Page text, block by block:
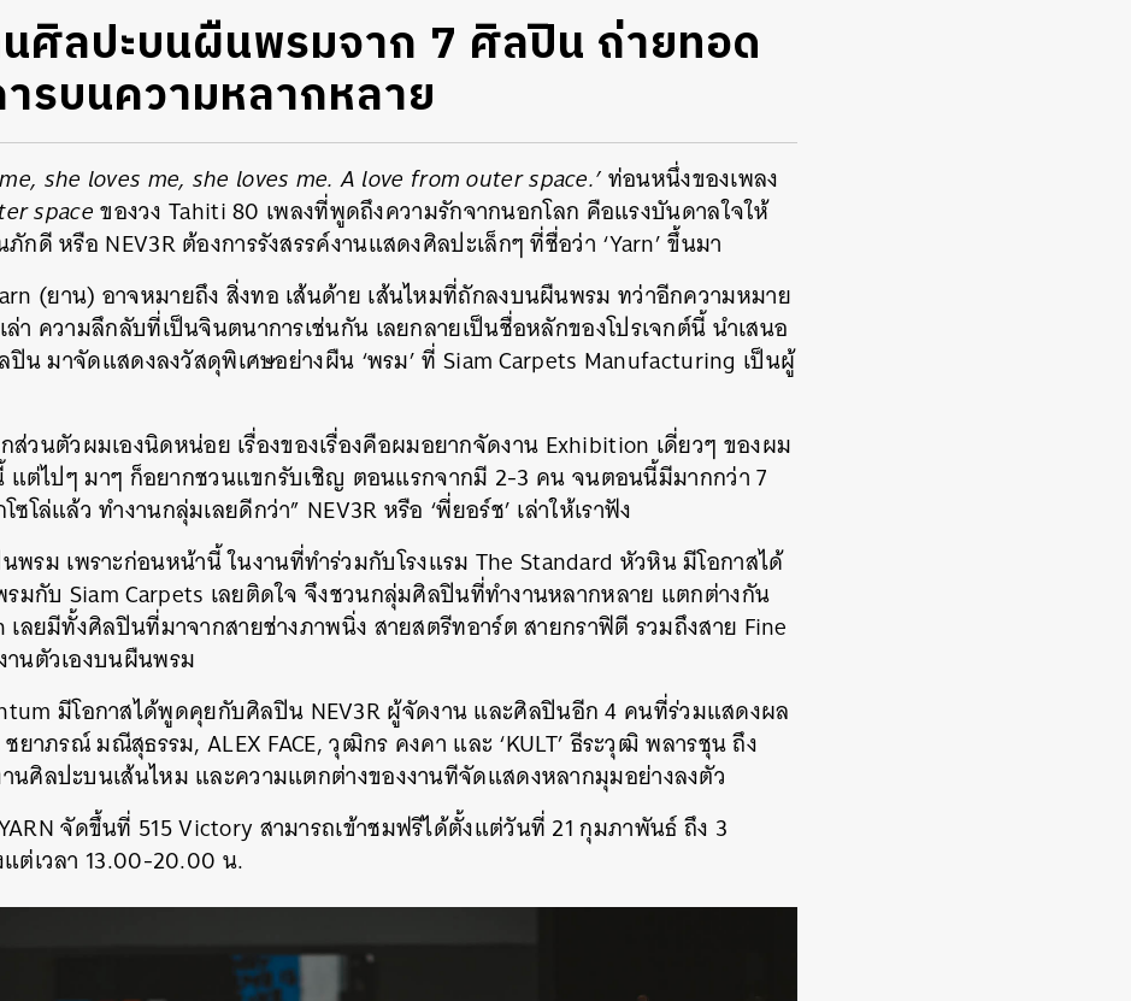
ศิลปะบนผืนพรมจาก 7 ศิลปิน ถ่ายทอด
รบนความหลากหลาย
she loves me, she loves me. A love from outer space.’ท่อนหนึ่งของเพลง
spaceของวง Tahiti 80 เพลงที่พูดถึงความรักจากนอกโลก คือแรงบันดาลใจให้
กดี หรือ NEV3R ต้องการรังสรรค์งานแสดงศิลปะเล็กๆ ที่ชื่อว่า ‘Yarn’ ขึ้นมา
(ยาน) อาจหมายถึง สิ่งทอ เส้นด้าย เส้นไหมที่ถักลงบนผืนพรม ทว่าอีกความหมาย
ล่า ความลึกลับที่เป็นจินตนาการเช่นกัน เลยกลายเป็นชื่อหลักของโปรเจกต์นี้ นำเสนอ
ลปิน มาจัดแสดงลงวัสดุพิเศษอย่างผืน ‘พรม’ ที่ Siam Carpets Manufacturing เป็นผู้
ส่วนตัวผมเองนิดหน่อย เรื่องของเรื่องคือผมอยากจัดงาน Exhibition เดี่ยวๆ ของผม
แต่ไปๆ มาๆ ก็อยากชวนแขกรับเชิญ ตอนแรกจากมี 2-3 คน จนตอนนี้มีมากกว่า 7
ซโล่แล้ว ทำงานกลุ่มเลยดีกว่า” NEV3R หรือ ‘พี่ยอร์ช’ เล่าให้เราฟัง
พรม เพราะก่อนหน้านี้ ในงานที่ทำร่วมกับโรงแรม The Standard หัวหิน มีโอกาสได้
มกับ Siam Carpets เลยติดใจ จึงชวนกลุ่มศิลปินที่ทำงานหลากหลาย แตกต่างกัน
เลยมีทั้งศิลปินที่มาจากสายช่างภาพนิ่ง สายสตรีทอาร์ต สายกราฟิตี รวมถึงสาย Fine
านตัวเองบนผืนพรม
มีโอกาสได้พูดคุยกับศิลปิน NEV3R ผู้จัดงาน และศิลปินอีก 4 คนที่ร่วมแสดงผล
ยาภรณ์ มณีสุธรรม, ALEX FACE, วุฒิกร คงคา และ ‘KULT’ ธีระวุฒิ พลารชุน ถึง
นศิลปะบนเส้นไหม และความแตกต่างของงานทีจัดแสดงหลากมุมอย่างลงตัว
จัดขึ้นที่ 515 Victory สามารถเข้าชมฟรีได้ตั้งแต่วันที่ 21 กุมภาพันธ์ ถึง 3
ต่เวลา 13.00-20.00 น.